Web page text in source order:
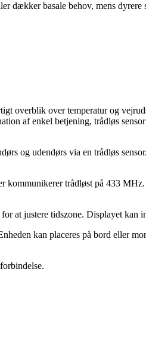
basale behov, mens
overblik over temperatur og
af enkel betjening, trådløs
og udendørs via en trådløs
kommunikerer trådløst på 433
at justere tidszone. Displayet kan
kan placeres på bord eller